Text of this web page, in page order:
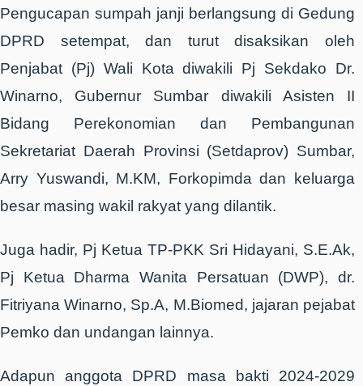
Pengucapan sumpah janji berlangsung di Gedung
DPRD setempat, dan turut disaksikan oleh
Penjabat (Pj) Wali Kota diwakili Pj Sekdako Dr.
Winarno, Gubernur Sumbar diwakili Asisten II
Bidang Perekonomian dan Pembangunan
Sekretariat Daerah Provinsi (Setdaprov) Sumbar,
Arry Yuswandi, M.KM, Forkopimda dan keluarga
besar masing wakil rakyat yang dilantik.
Juga hadir, Pj Ketua TP-PKK Sri Hidayani, S.E.Ak,
Pj Ketua Dharma Wanita Persatuan (DWP), dr.
Fitriyana Winarno, Sp.A, M.Biomed, jajaran pejabat
Pemko dan undangan lainnya.
Adapun anggota DPRD masa bakti 2024-2029